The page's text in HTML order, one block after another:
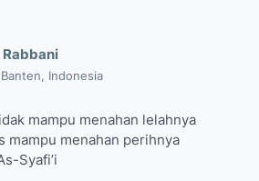
Indonesia
mampu menahan lelahnya
mampu menahan perihnya
Syafi’i